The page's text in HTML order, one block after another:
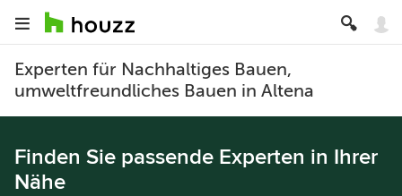
Experten für Nachhaltiges Bauen,
umweltfreundliches Bauen in Altena
Finden Sie passende Experten in Ihrer
Nähe